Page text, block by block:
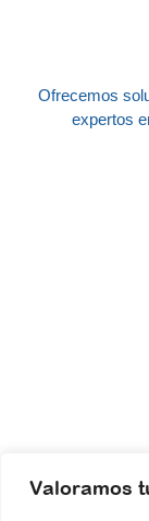
Valoramos
Ofrecemos
expertos